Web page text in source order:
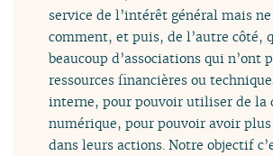
service de l’intérêt général mais
comment, et puis, de l’autre côté,
beaucoup d’associations qui n’ont
ressources financières ou
interne, pour pouvoir utiliser de la
numérique, pour pouvoir avoir
dans leurs actions. Notre objectif